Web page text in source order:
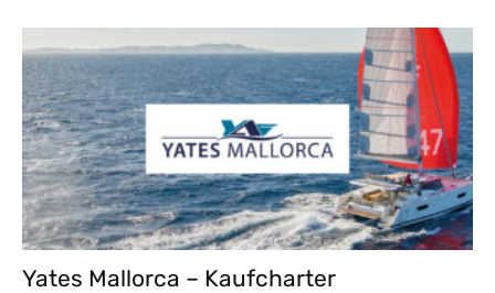
Yates Mallorca – Kaufcharter